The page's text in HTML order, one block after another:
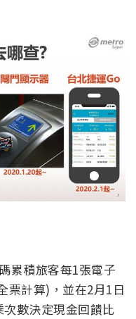
累積旅客每1張電子
票計算)，並在2月1日
數決定現金回饋比